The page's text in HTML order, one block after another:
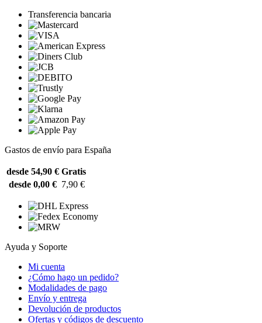
Transferencia bancaria
Gastos de envío para España
desde 54,90 € Gratis
desde 0,00 € 7,90 €
Ayuda y Soporte
Mi cuenta
¿Cómo hago un pedido?
Modalidades de pago
Envío y entrega
Devolución de productos
Ofertas y códigos de descuento